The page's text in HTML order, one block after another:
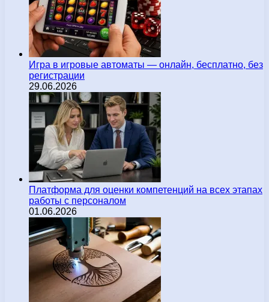
Игра в игровые автоматы — онлайн, бесплатно, без
регистрации
29.06.2026
Платформа для оценки компетенций на всех этапах
работы с персоналом
01.06.2026